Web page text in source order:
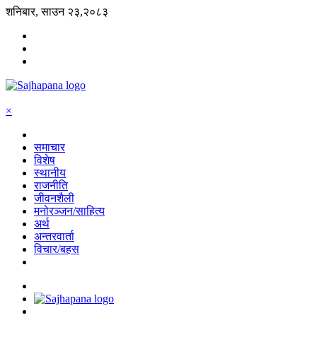
शनिबार, साउन २३,२०८३
×
समाचार
विशेष
स्थानीय
राजनीति
जीवनशैली
मनोरञ्जन/साहित्य
अर्थ
अन्तरवार्ता
विचार/बहस